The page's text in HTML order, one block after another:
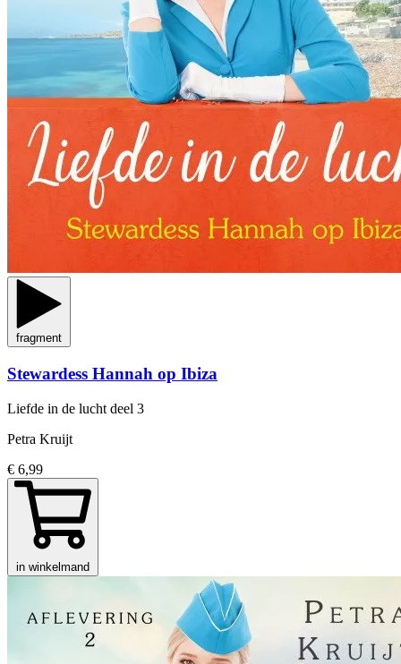
fragment
Stewardess Hannah op Ibiza
Liefde in de lucht deel 3
Petra Kruijt
€ 6,99
in winkelmand